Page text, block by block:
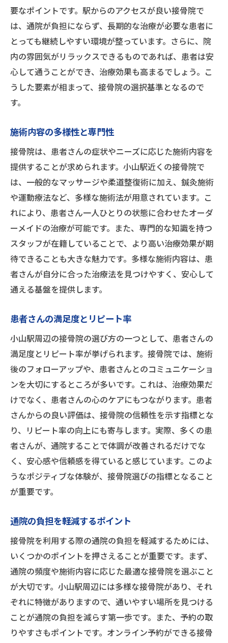
要なポイントです。駅からのアクセスが良い接骨院で
は、通院が負担にならず、長期的な治療が必要な患者に
とっても継続しやすい環境が整っています。さらに、院
内の雰囲気がリラックスできるものであれば、患者は安
心して通うことができ、治療効果も高まるでしょう。こ
うした要素が相まって、接骨院の選択基準となるので
す。
施術内容の多様性と専門性
接骨院は、患者さんの症状やニーズに応じた施術内容を
提供することが求められます。小山駅近くの接骨院で
は、一般的なマッサージや柔道整復術に加え、鍼灸施術
や運動療法など、多様な施術法が用意されています。こ
れにより、患者さん一人ひとりの状態に合わせたオーダ
ーメイドの治療が可能です。また、専門的な知識を持つ
スタッフが在籍していることで、より高い治療効果が期
待できることも大きな魅力です。多様な施術内容は、患
者さんが自分に合った治療法を見つけやすく、安心して
通える基盤を提供します。
患者さんの満足度とリピート率
小山駅周辺の接骨院の選び方の一つとして、患者さんの
満足度とリピート率が挙げられます。接骨院では、施術
後のフォローアップや、患者さんとのコミュニケーショ
ンを大切にするところが多いです。これは、治療効果だ
けでなく、患者さんの心のケアにもつながります。患者
さんからの良い評価は、接骨院の信頼性を示す指標とな
り、リピート率の向上にも寄与します。実際、多くの患
者さんが、通院することで体調が改善されるだけでな
く、安心感や信頼感を得ていると感じています。このよ
うなポジティブな体験が、接骨院選びの指標となること
が重要です。
通院の負担を軽減するポイント
接骨院を利用する際の通院の負担を軽減するためには、
いくつかのポイントを押さえることが重要です。まず、
通院の頻度や施術内容に応じた最適な接骨院を選ぶこと
が大切です。小山駅周辺には多様な接骨院があり、それ
ぞれに特徴がありますので、通いやすい場所を見つける
ことが通院の負担を減らす第一歩です。また、予約の取
りやすさもポイントです。オンライン予約ができる接骨